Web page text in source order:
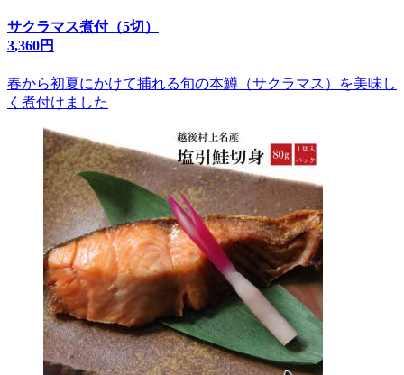
サクラマス煮付（5切）
3,360円
春から初夏にかけて捕れる旬の本鱒（サクラマス）を美味し
く煮付けました